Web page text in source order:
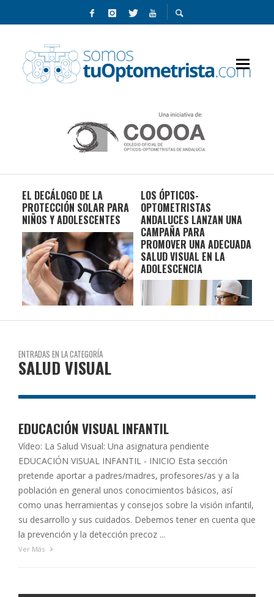
EL DECÁLOGO DE LA
PROTECCIÓN SOLAR PARA
NIÑOS Y ADOLESCENTES
LOS ÓPTICOS-
OPTOMETRISTAS
ANDALUCES LANZAN UNA
CAMPAÑA PARA
PROMOVER UNA ADECUADA
SALUD VISUAL EN LA
ADOLESCENCIA
ENTRADAS EN LA CATEGORÍA
SALUD VISUAL
EDUCACIÓN VISUAL INFANTIL
Vídeo: La Salud Visual: Una asignatura pendiente
EDUCACIÓN VISUAL INFANTIL - INICIO Esta sección
pretende aportar a padres/madres, profesores/as y a la
población en general unos conocimientos básicos, así
como unas herramientas y consejos sobre la visión infantil,
su desarrollo y sus cuidados. Debemos tener en cuenta que
la prevención y la detección precoz ...
Ver Más